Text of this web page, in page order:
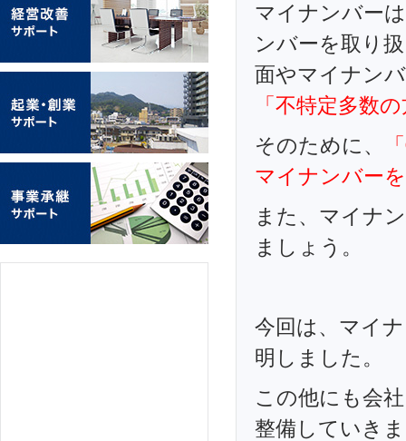
マイナンバー
ンバーを取り
面やマイナン
「不特定多数
そのために、
マイナンバー
また、マイナ
ましょう。
今回は、マイ
明しました。
この他にも会
整備していき